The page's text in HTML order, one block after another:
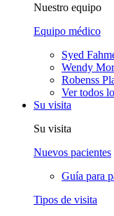
Nuestro equipo
Equipo médico
Syed
Wendy
Robenss
Ver todos
Su visita
Su visita
Nuevos pacientes
Guía para
Tipos de visita